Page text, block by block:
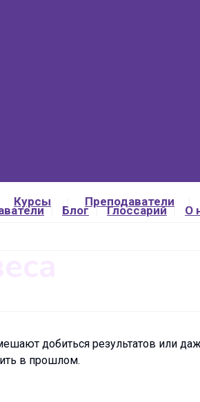
Блог Глоссарий О
Курсы Преподаватели
добиться результатов или
в прошлом.